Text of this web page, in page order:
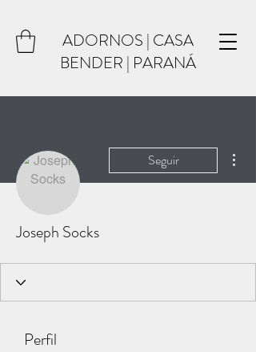
ADORNOS | CASA
BENDER | PARANÁ
Seguir
Joseph Socks
Perfil